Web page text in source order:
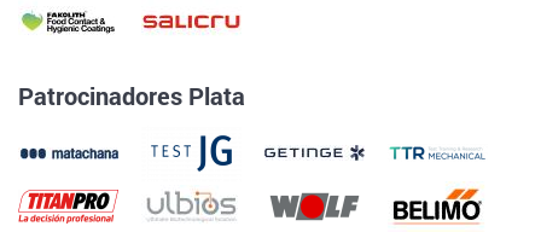
Patrocinadores Plata